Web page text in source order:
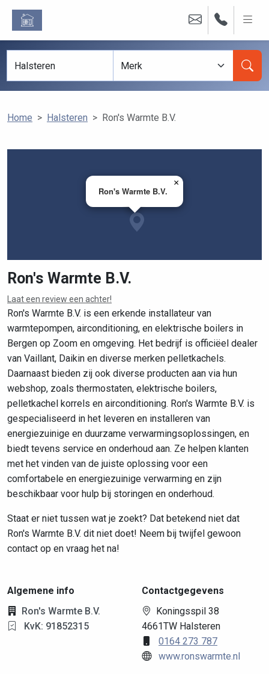
Home Halsteren Ron's Warmte B.V.
Ron's Warmte B.V.
×
Leaflet |©OpenStreetMap
Ron's Warmte B.V.
Laat een review een achter!
Ron's Warmte B.V. is een erkende installateur van
warmtepompen, airconditioning, en elektrische boilers in
Bergen op Zoom en omgeving. Het bedrijf is officiëel dealer
van Vaillant, Daikin en diverse merken pelletkachels.
Daarnaast bieden zij ook diverse producten aan via hun
webshop, zoals thermostaten, elektrische boilers,
pelletkachel korrels en airconditioning. Ron's Warmte B.V. is
gespecialiseerd in het leveren en installeren van
energiezuinige en duurzame verwarmingsoplossingen, en
biedt tevens service en onderhoud aan. Ze helpen klanten
met het vinden van de juiste oplossing voor een
comfortabele en energiezuinige verwarming en zijn
beschikbaar voor hulp bij storingen en onderhoud.
Staat er niet tussen wat je zoekt? Dat betekend niet dat
Ron's Warmte B.V. dit niet doet! Neem bij twijfel gewoon
contact op en vraag het na!
Algemene info
Ron's Warmte B.V.
KvK: 91852315
Contactgegevens
Koningsspil 38
4661TW Halsteren
0164 273 787
www.ronswarmte.nl